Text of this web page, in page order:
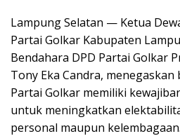
Lampung Selatan — Ketua
Partai Golkar Kabupaten
Bendahara DPD Partai Golkar
Tony Eka Candra,
Partai Golkar memiliki
untuk meningkatkan
personal maupun kelembagaan.